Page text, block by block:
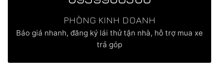
PHÒNG KINH DOANH
Báo giá nhanh, đăng ký lái thử tận nhà, hỗ trợ mua xe
trả góp